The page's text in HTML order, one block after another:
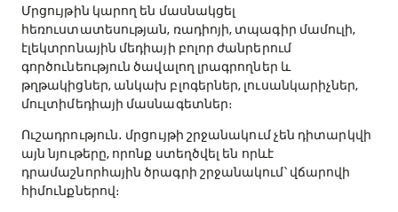
Մրցույթին կարող են մասնակցել
հեռուստատեսության, ռադիոյի, տպագիր մամուլի,
էլեկտրոնային մեդիայի բոլոր ժանրերում
գործունեություն ծավալող լրագրողներ և
թղթակիցներ, անկախ բլոգերներ, լուսանկարիչներ,
մուլտիմեդիայի մասնագետներ։
Ուշադրություն․ մրցույթի շրջանակում չեն դիտարկվի
այն նյութերը, որոնք ստեղծվել են որևէ
դրամաշնորհային ծրագրի շրջանակում՝ վճարովի
հիմունքներով։